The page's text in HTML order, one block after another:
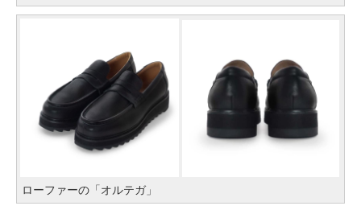
ローファーの「オルテガ」